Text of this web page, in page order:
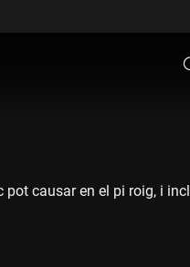
causar en el pi roig, i